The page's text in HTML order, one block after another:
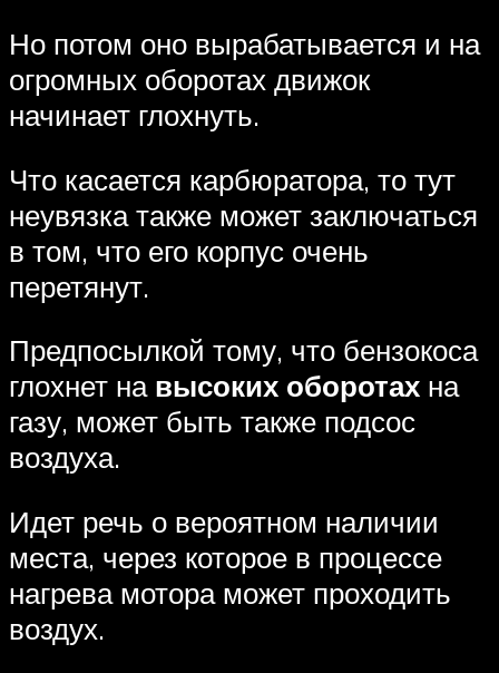
Но потом оно вырабатывается и на
огромных оборотах движок
начинает глохнуть.
Что касается карбюратора, то тут
неувязка также может заключаться
в том, что его корпус очень
перетянут.
Предпосылкой тому, что бензокоса
глохнет на высоких оборотах на
газу, может быть также подсос
воздуха.
Идет речь о вероятном наличии
места, через которое в процессе
нагрева мотора может проходить
воздух.